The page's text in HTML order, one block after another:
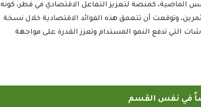
الماضية، كمنصة لتعزيز التفاعل الاقتصادي في قطر، كونه
وتوقعت أن تتعمق هذه الفوائد الاقتصادية خلال نسخة
التي تدفع النمو المستدام وتعزز القدرة على مواجهة
في نفس القسم